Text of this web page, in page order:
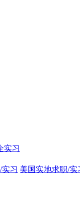
实习
习 美国实地求职/实